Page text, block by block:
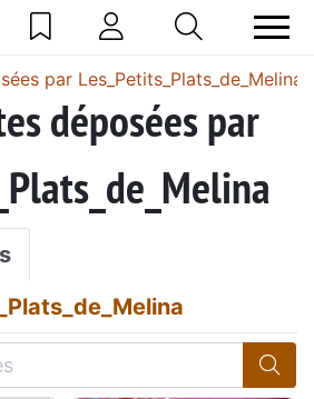
par Les_Petits_Plats_de_Melina
déposées par